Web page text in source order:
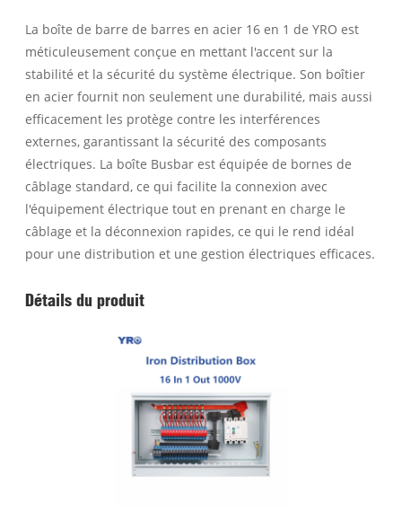
La boîte de barre de barres en acier 16 en 1 de YRO est
méticuleusement conçue en mettant l'accent sur la
stabilité et la sécurité du système électrique. Son boîtier
en acier fournit non seulement une durabilité, mais aussi
efficacement les protège contre les interférences
externes, garantissant la sécurité des composants
électriques. La boîte Busbar est équipée de bornes de
câblage standard, ce qui facilite la connexion avec
l'équipement électrique tout en prenant en charge le
câblage et la déconnexion rapides, ce qui le rend idéal
pour une distribution et une gestion électriques efficaces.
Détails du produit